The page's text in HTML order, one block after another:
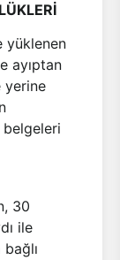
yüklenen
ayıptan
yerine
30
ile